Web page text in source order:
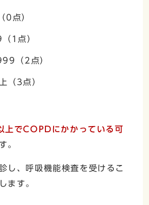
0点）
1点）
（2点）
（3点）
上でCOPDにかかっている可
。
し、呼吸機能検査を受けるこ
ます。